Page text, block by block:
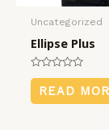
Uncategorized
Ellipse Plus
Rated
out
of
READ